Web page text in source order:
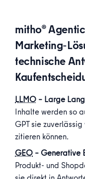
mitho®
Marketing-
technische
LLMO – Large
Inhalte werden so
GPT sie
zitieren können.
GEO – Generative
Produkt- und